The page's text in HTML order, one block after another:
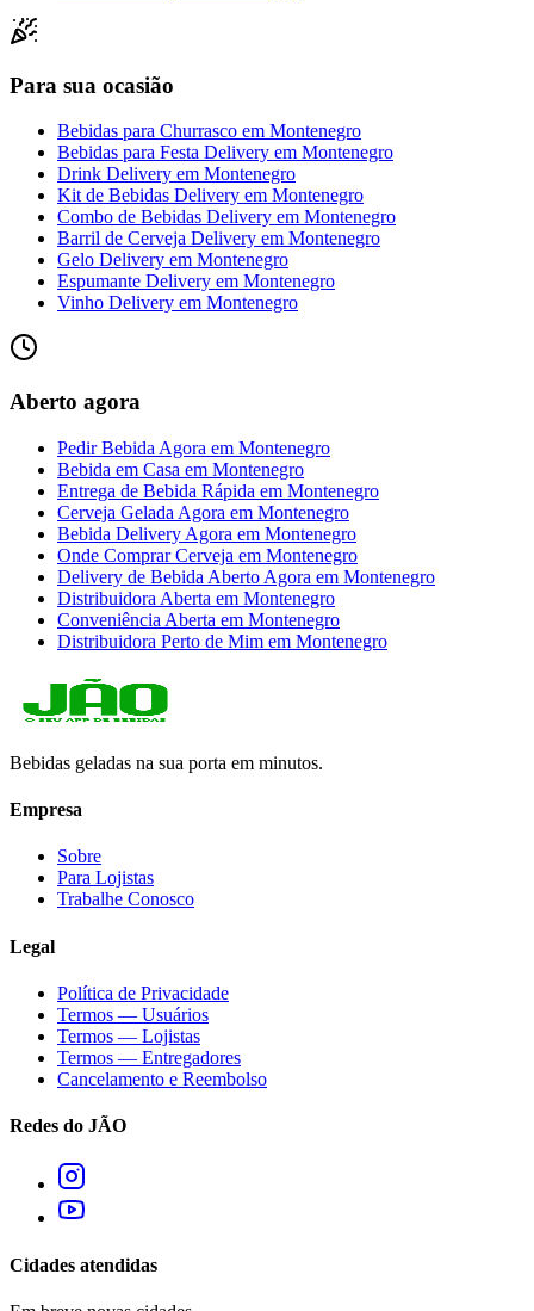
Para sua ocasião
Bebidas para Churrasco em Montenegro
Bebidas para Festa Delivery em Montenegro
Drink Delivery em Montenegro
Kit de Bebidas Delivery em Montenegro
Combo de Bebidas Delivery em Montenegro
Barril de Cerveja Delivery em Montenegro
Gelo Delivery em Montenegro
Espumante Delivery em Montenegro
Vinho Delivery em Montenegro
Aberto agora
Pedir Bebida Agora em Montenegro
Bebida em Casa em Montenegro
Entrega de Bebida Rápida em Montenegro
Cerveja Gelada Agora em Montenegro
Bebida Delivery Agora em Montenegro
Onde Comprar Cerveja em Montenegro
Delivery de Bebida Aberto Agora em Montenegro
Distribuidora Aberta em Montenegro
Conveniência Aberta em Montenegro
Distribuidora Perto de Mim em Montenegro
Bebidas geladas na sua porta em minutos.
Empresa
Sobre
Para Lojistas
Trabalhe Conosco
Legal
Política de Privacidade
Termos — Usuários
Termos — Lojistas
Termos — Entregadores
Cancelamento e Reembolso
Redes do JÃO
Cidades atendidas